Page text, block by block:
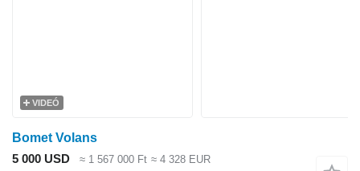
VIDEÓ
Bomet Volans
5 000 USD
≈ 1 567 000 Ft ≈ 4 328 EUR